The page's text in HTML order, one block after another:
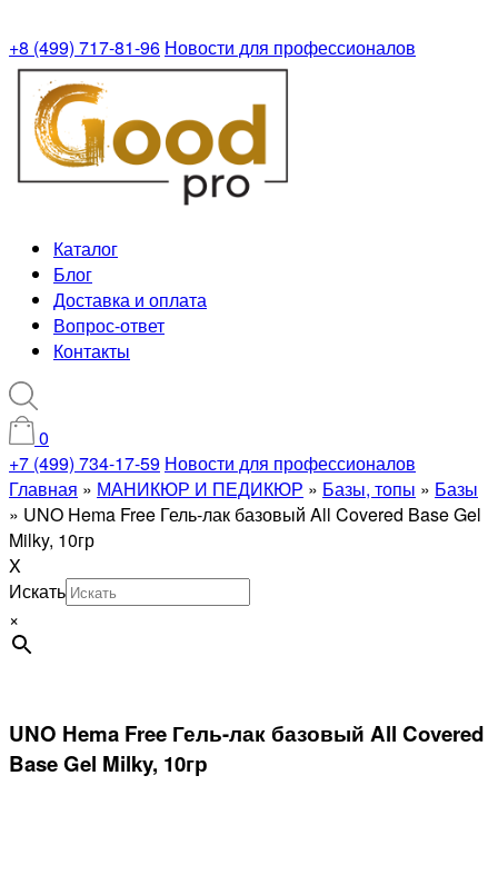
+8 (499) 717-81-96 Новости для профессионалов
Каталог
Блог
Доставка и оплата
Вопрос-ответ
Контакты
0
+7 (499) 734-17-59 Новости для профессионалов
Главная » МАНИКЮР И ПЕДИКЮР » Базы, топы » Базы
» UNO Hema Free Гель-лак базовый All Covered Base Gel
Milky, 10гр
X
Искать
×
UNO Hema Free Гель-лак базовый All Covered
Base Gel Milky, 10гр